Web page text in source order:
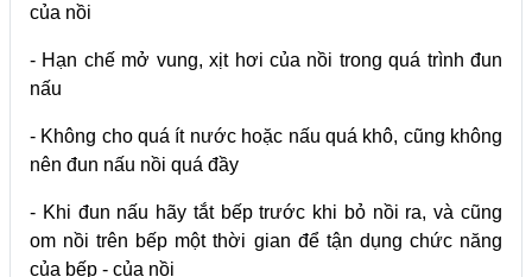
của nồi
- Hạn chế mở vung, xịt hơi của nồi trong quá trình đun
nấu
- Không cho quá ít nước hoặc nấu quá khô, cũng không
nên đun nấu nồi quá đầy
- Khi đun nấu hãy tắt bếp trước khi bỏ nồi ra, và cũng
om nồi trên bếp một thời gian để tận dụng chức năng
của bếp - của nồi